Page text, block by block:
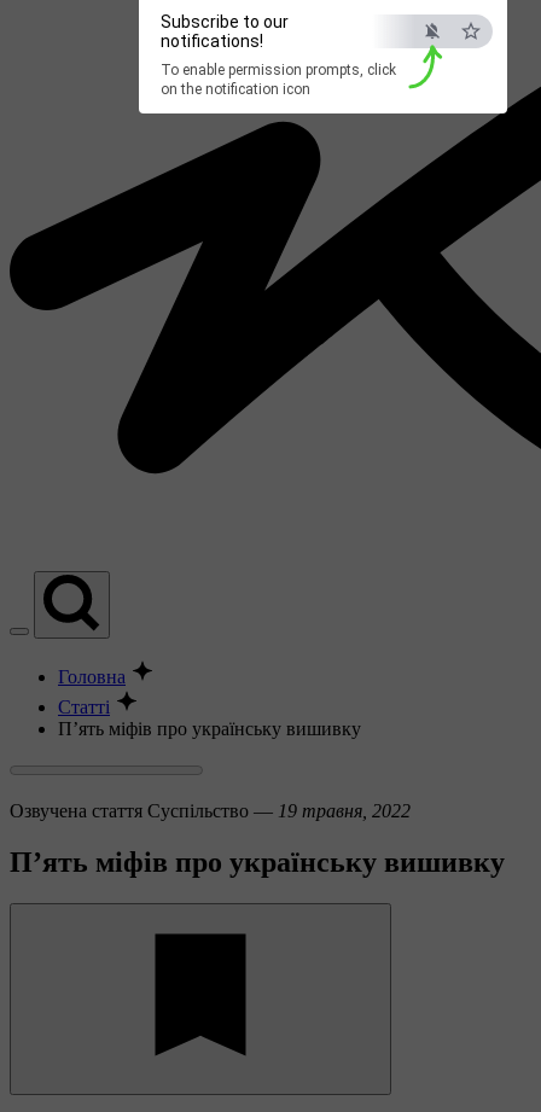
Subscribe to our
notifications!
To enable permission prompts, click
on the notification icon
Головна
Статті
П’ять міфів про українську вишивку
Озвучена стаття Суспільство — 19 травня, 2022
П’ять міфів про українську вишивку